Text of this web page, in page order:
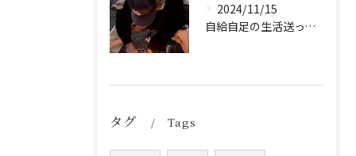
2024/11/15
自給自足の生活送ってます
タグ Tags